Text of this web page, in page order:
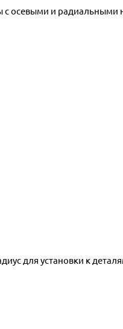
осевыми и радиальными
для установки к